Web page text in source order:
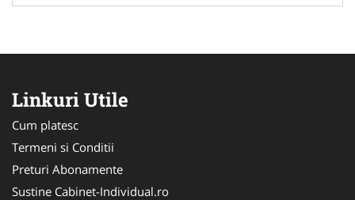
Linkuri Utile
Cum platesc
Termeni si Conditii
Preturi Abonamente
Sustine Cabinet-Individual.ro